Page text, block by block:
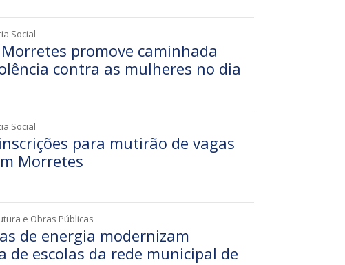
Social
promove caminhada
contra as mulheres no dia
Social
para mutirão de vagas
Morretes
e Obras Públicas
de energia modernizam
escolas da rede municipal de